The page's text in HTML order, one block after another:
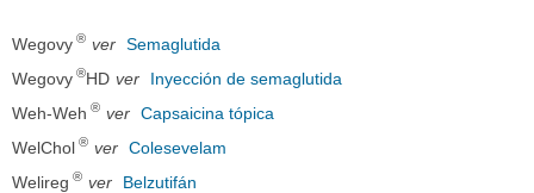
Wegovy ® ver Semaglutida
Wegovy ®HD ver
Inyección de semaglutida
Weh-Weh ® ver Capsaicina tópica
WelChol ® ver Colesevelam
Welireg ® ver Belzutifán